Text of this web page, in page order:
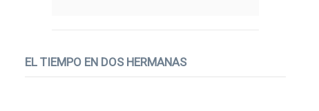
EL TIEMPO EN DOS HERMANAS